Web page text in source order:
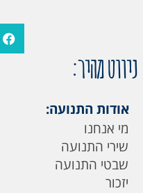
ניווט מהיר:
אודות התנועה:
מי אנחנו
שירי התנועה
שבטי התנועה
יזכור